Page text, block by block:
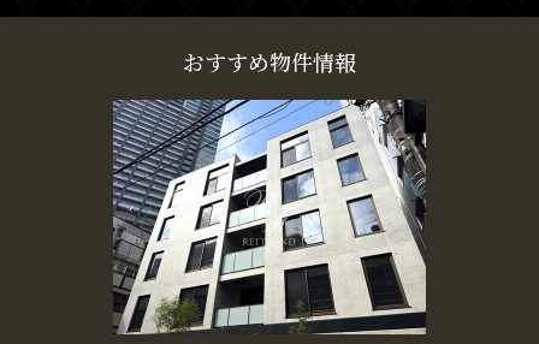
おすすめ物件情報